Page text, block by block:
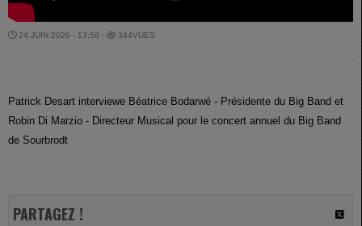
24 JUIN 2026 - 13:58 - 344VUES
Patrick Desart interviewe Béatrice Bodarwé - Présidente du Big Band et
Robin Di Marzio - Directeur Musical pour le concert annuel du Big Band
de Sourbrodt
PARTAGEZ !